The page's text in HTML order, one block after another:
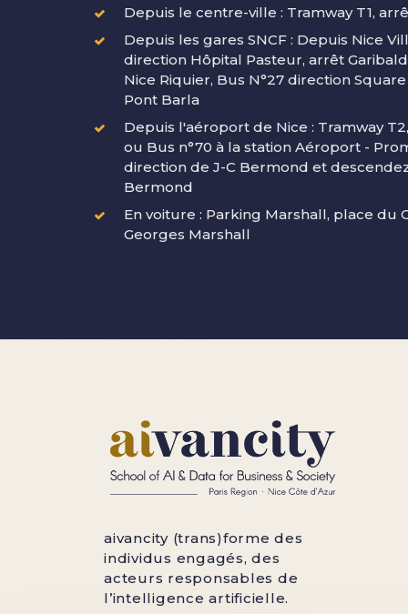
Depuis le centre-ville : Tramway T1,
Depuis les gares SNCF : Depuis Nice
direction Hôpital Pasteur, arrêt
Nice Riquier, Bus N°27 direction
Pont Barla
Depuis l'aéroport de Nice : Tramway
ou Bus n°70 à la station Aéroport -
direction de J-C Bermond et
Bermond
En voiture : Parking Marshall, place du
Georges Marshall
aivancity (trans)forme des
individus engagés, des
acteurs responsables de
l’intelligence artificielle.